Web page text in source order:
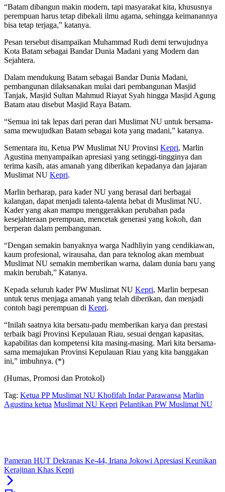
“Batam dibangun makin modern, tapi masyarakat kita, khususnya
perempuan harus tetap dibekali ilmu agama, sehingga keimanannya
bisa tetap terjaga,” katanya.
Pesan tersebut disampaikan Muhammad Rudi demi terwujudnya
Kota Batam sebagai Bandar Dunia Madani yang Modern dan
Sejahtera.
Dalam mendukung Batam sebagai Bandar Dunia Madani,
pembangunan dilaksanakan mulai dari pembangunan Masjid
Tanjak, Masjid Sultan Mahmud Riayat Syah hingga Masjid Agung
Batam atau disebut Masjid Raya Batam.
“Semua ini tak lepas dari peran dari Muslimat NU untuk bersama-
sama mewujudkan Batam sebagai kota yang madani,” katanya.
Sementara itu, Ketua PW Muslimat NU Provinsi Kepri, Marlin
Agustina menyampaikan apresiasi yang setinggi-tingginya dan
terima kasih, atas amanah yang diberikan kepadanya dan jajaran
Muslimat NU Kepri.
Marlin berharap, para kader NU yang berasal dari berbagai
kalangan, dapat menjadi talenta-talenta hebat di Muslimat NU.
Kader yang akan mampu menggerakkan perubahan pada
kesejahteraan perempuan, mencetak generasi yang kokoh, dan
berperan dalam pembangunan.
“Dengan semakin banyaknya warga Nadhliyin yang cendikiawan,
kaum profesional, wirausaha, dan para teknolog akan membuat
Muslimat NU semakin memberikan warna, dalam dunia baru yang
makin berubah,” Katanya.
Kepada seluruh kader PW Muslimat NU Kepri, Marlin berpesan
untuk terus menjaga amanah yang telah diberikan, dan menjadi
contoh bagi perempuan di Kepri.
“Inilah saatnya kita bersatu-padu memberikan karya dan prestasi
terbaik bagi Provinsi Kepulauan Riau, sesuai dengan kapasitas,
kapabilitas dan kompetensi kita masing-masing. Mari kita bersama-
sama memajukan Provinsi Kepulauan Riau yang kita banggakan
ini,” imbuhnya. (*)
(Humas, Promosi dan Protokol)
Tag: Ketua PP Muslimat NU Khofifah Indar Parawansa Marlin
Agustina ketua Muslimat NU Kepri Pelantikan PW Muslimat NU
Pameran HUT Dekranas Ke-44, Iriana Jokowi Apresiasi Keunikan
Kerajinan Khas Kepri